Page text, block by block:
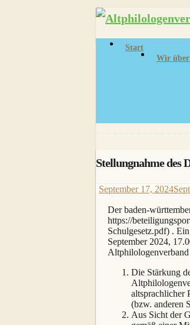
Start
Wir über
Stellungnahme des
September 17, 2024
Der baden-
https://
Schulgesetz.pdf) .
September 2024,
Altphilologenverband
Die Stärkung
altsprachlicher
(bzw. anderen
Aus Sicht der